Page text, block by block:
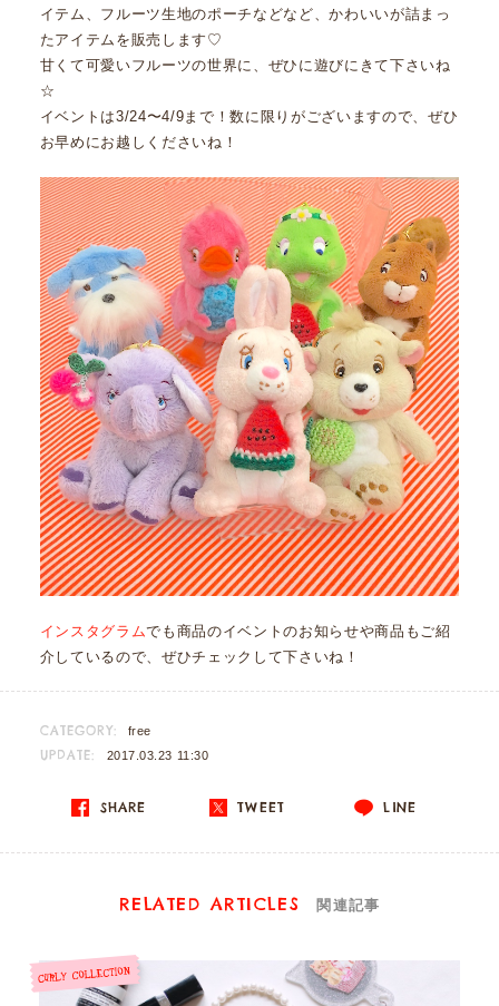
イテム、フルーツ生地のポーチなどなど、かわいいが詰まっ
たアイテムを販売します♡
甘くて可愛いフルーツの世界に、ぜひに遊びにきて下さいね
☆
イベントは3/24〜4/9まで！数に限りがございますので、ぜひ
お早めにお越しくださいね！
インスタグラムでも商品のイベントのお知らせや商品もご紹
介しているので、ぜひチェックして下さいね！
CATEGORY: free
UPDATE: 2017.03.23 11:30
SHARE TWEET LINE
RELATED ARTICLES 関連記事